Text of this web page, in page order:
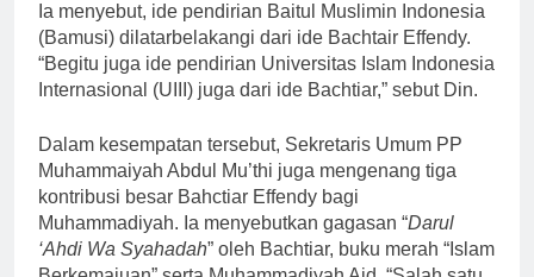
Ia menyebut, ide pendirian Baitul Muslimin Indonesia
(Bamusi) dilatarbelakangi dari ide Bachtair Effendy.
“Begitu juga ide pendirian Universitas Islam Indonesia
Internasional (UIII) juga dari ide Bachtiar,” sebut Din.
Dalam kesempatan tersebut, Sekretaris Umum PP
Muhammaiyah Abdul Mu’thi juga mengenang tiga
kontribusi besar Bahctiar Effendy bagi
Muhammadiyah. Ia menyebutkan gagasan “Darul
‘Ahdi Wa Syahadah” oleh Bachtiar, buku merah “Islam